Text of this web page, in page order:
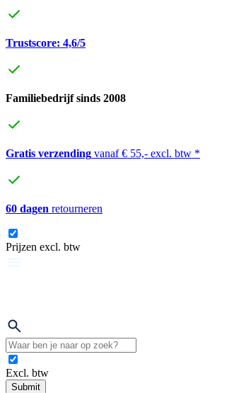
Trustscore: 4,6/5
Familiebedrijf sinds 2008
Gratis verzending vanaf € 55,- excl. btw *
60 dagen retourneren
Prijzen excl. btw
Excl. btw
Submit